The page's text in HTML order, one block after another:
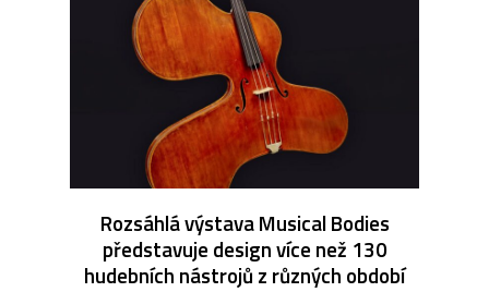
Rozsáhlá výstava Musical Bodies
představuje design více než 130
hudebních nástrojů z různých období